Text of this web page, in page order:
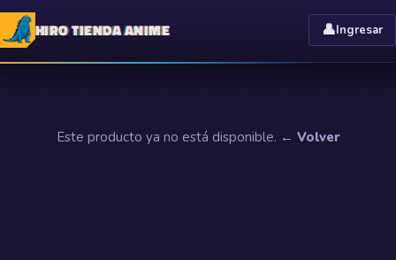
HIRO TIENDA ANIME 👤Ingresar
Este producto ya no está disponible. ← Volver